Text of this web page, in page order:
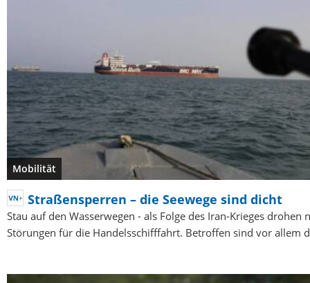
Mobilität
Straßensperren – die Seewege sind dicht
Stau auf den Wasserwegen - als Folge des Iran-Krieges drohen
Störungen für die Handelsschifffahrt. Betroffen sind vor allem